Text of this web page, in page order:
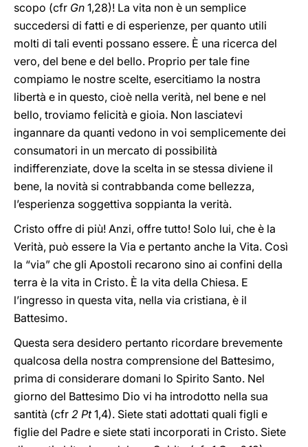
scopo (cfr Gn 1,28)! La vita non è un semplice
succedersi di fatti e di esperienze, per quanto utili
molti di tali eventi possano essere. È una ricerca del
vero, del bene e del bello. Proprio per tale fine
compiamo le nostre scelte, esercitiamo la nostra
libertà e in questo, cioè nella verità, nel bene e nel
bello, troviamo felicità e gioia. Non lasciatevi
ingannare da quanti vedono in voi semplicemente dei
consumatori in un mercato di possibilità
indifferenziate, dove la scelta in se stessa diviene il
bene, la novità si contrabbanda come bellezza,
l’esperienza soggettiva soppianta la verità.
Cristo offre di più! Anzi, offre tutto! Solo lui, che è la
Verità, può essere la Via e pertanto anche la Vita. Così
la “via” che gli Apostoli recarono sino ai confini della
terra è la vita in Cristo. È la vita della Chiesa. E
l’ingresso in questa vita, nella via cristiana, è il
Battesimo.
Questa sera desidero pertanto ricordare brevemente
qualcosa della nostra comprensione del Battesimo,
prima di considerare domani lo Spirito Santo. Nel
giorno del Battesimo Dio vi ha introdotto nella sua
santità (cfr 2 Pt1,4). Siete stati adottati quali figli e
figlie del Padre e siete stati incorporati in Cristo. Siete